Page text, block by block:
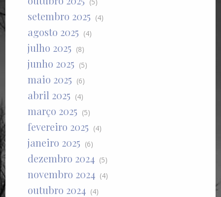
setembro 2025 (4)
agosto 2025 (4)
julho 2025 (8)
junho 2025 (5)
maio 2025 (6)
abril 2025 (4)
março 2025 (5)
fevereiro 2025 (4)
janeiro 2025 (6)
dezembro 2024 (5)
novembro 2024 (4)
outubro 2024 (4)